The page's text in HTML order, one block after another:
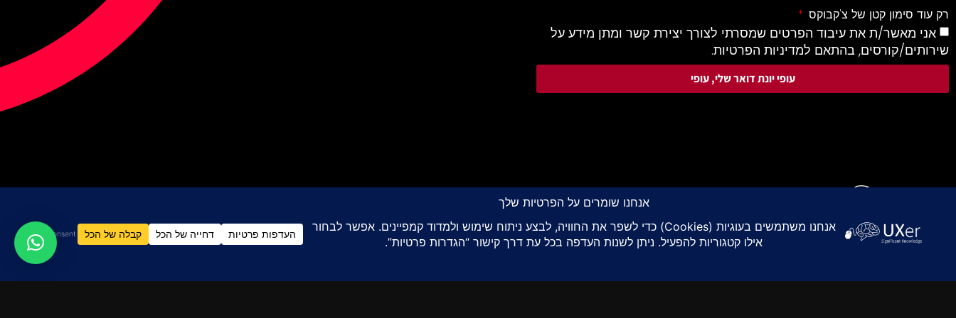
רק עוד סימון קטן של צ'קבוקס
אני מאשר/ת את עיבוד הפרטים שמסרתי לצורך יצירת קשר ומתן מידע על
שירותים/קורסים, בהתאם למדיניות הפרטיות.
עופי יונת דואר שלי, עופי
omonar@gmail.com